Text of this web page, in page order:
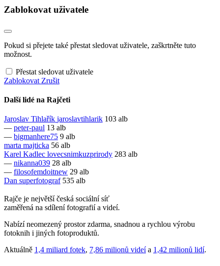
Zablokovat uživatele
Pokud si přejete také přestat sledovat uživatele, zaškrtněte tuto
možnost.
Přestat sledovat uživatele
Zablokovat Zrušit
Další lidé na Rajčeti
Jaroslav Tihlařík jaroslavtihlarik 103 alb
— peter-paul 13 alb
— bigmanhere75 9 alb
marta majticka 56 alb
Karel Kadlec lovecsnimkuzprirody 283 alb
— nikanna039 28 alb
— filosofemdoitnew 29 alb
Dan superfotograf 535 alb
Rajče je největší česká sociální síť
zaměřená na sdílení fotografií a videí.
Nabízí neomezený prostor zdarma, snadnou a rychlou výrobu
fotoknih i jiných fotoproduktů.
Aktuálně 1,4 miliard fotek, 7,86 milionů videía 1,42 milionů lidí.